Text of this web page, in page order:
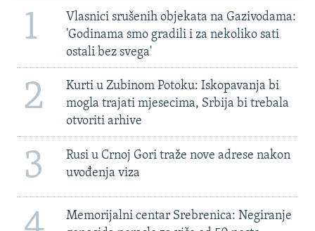
1
Vlasnici srušenih objekata na Gazivodama:
'Godinama smo gradili i za nekoliko sati
ostali bez svega'
2
Kurti u Zubinom Potoku: Iskopavanja bi
mogla trajati mjesecima, Srbija bi trebala
otvoriti arhive
3
Rusi u Crnoj Gori traže nove adrese nakon
uvođenja viza
Memorijalni centar Srebrenica: Negiranje